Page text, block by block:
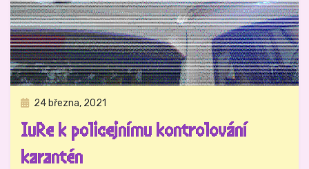
Zveřejněno
24 března, 2021
IuRe k policejnímu kontrolování
karantén